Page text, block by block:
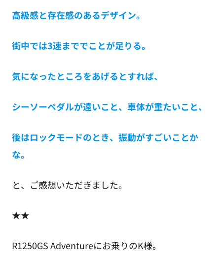
高級感と存在感のあるデザイン。
街中では3速まででことが足りる。
気になったところをあげるとすれば、
シーソーペダルが遠いこと、車体が重たいこ と、
後はロックモードのとき、振動がすごいことか
な。
と、ご感想いただきました。
★★
R1250GS Adventureにお乗りのK様。